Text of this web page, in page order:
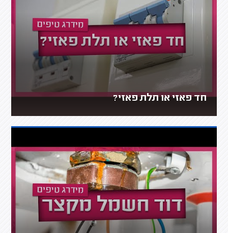
חד פאזי או תלת פאזי?